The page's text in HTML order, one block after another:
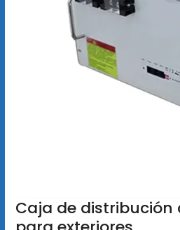
Caja de distribución